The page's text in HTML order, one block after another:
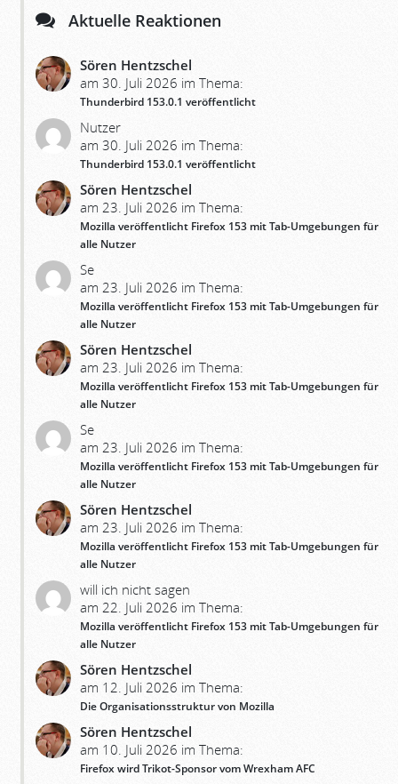
Aktuelle Reaktionen
Sören Hentzschel
am 30. Juli 2026 im Thema:
Thunderbird 153.0.1 veröffentlicht
Nutzer
am 30. Juli 2026 im Thema:
Thunderbird 153.0.1 veröffentlicht
Sören Hentzschel
am 23. Juli 2026 im Thema:
Mozilla veröffentlicht Firefox 153 mit Tab-Umgebungen für
alle Nutzer
Se
am 23. Juli 2026 im Thema:
Mozilla veröffentlicht Firefox 153 mit Tab-Umgebungen für
alle Nutzer
Sören Hentzschel
am 23. Juli 2026 im Thema:
Mozilla veröffentlicht Firefox 153 mit Tab-Umgebungen für
alle Nutzer
Se
am 23. Juli 2026 im Thema:
Mozilla veröffentlicht Firefox 153 mit Tab-Umgebungen für
alle Nutzer
Sören Hentzschel
am 23. Juli 2026 im Thema:
Mozilla veröffentlicht Firefox 153 mit Tab-Umgebungen für
alle Nutzer
will ich nicht sagen
am 22. Juli 2026 im Thema:
Mozilla veröffentlicht Firefox 153 mit Tab-Umgebungen für
alle Nutzer
Sören Hentzschel
am 12. Juli 2026 im Thema:
Die Organisationsstruktur von Mozilla
Sören Hentzschel
am 10. Juli 2026 im Thema:
Firefox wird Trikot-Sponsor vom Wrexham AFC